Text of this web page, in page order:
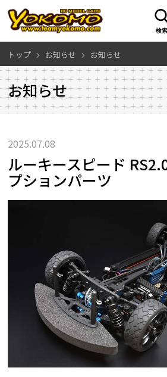
検索
トップ お知らせ お知らせ
お知らせ
2025.07.08
ルーキースピード
プションパーツ